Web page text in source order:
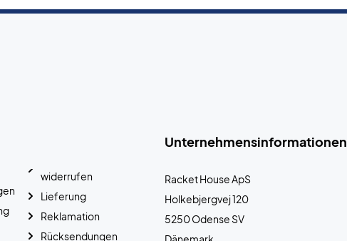
Unternehmensinformationen
Racket House ApS
Holkebjergvej 120
5250 Odense SV
widerrufen
Lieferung
Reklamation
Rücksendungen